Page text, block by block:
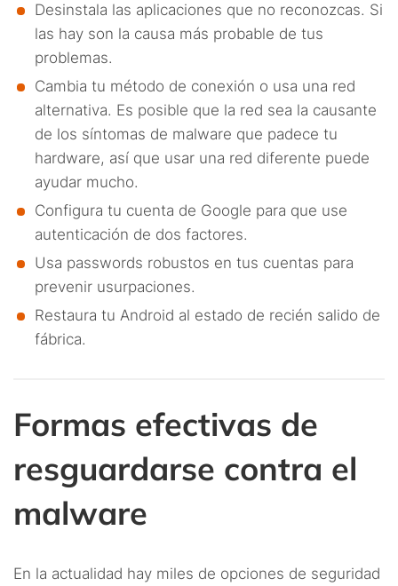
Desinstala las aplicaciones que no reconozcas. Si
las hay son la causa más probable de tus
problemas.
Cambia tu método de conexión o usa una red
alternativa. Es posible que la red sea la causante
de los síntomas de malware que padece tu
hardware, así que usar una red diferente puede
ayudar mucho.
Configura tu cuenta de Google para que use
autenticación de dos factores.
Usa passwords robustos en tus cuentas para
prevenir usurpaciones.
Restaura tu Android al estado de recién salido de
fábrica.
Formas efectivas de
resguardarse contra el
malware
En la actualidad hay miles de opciones de seguridad